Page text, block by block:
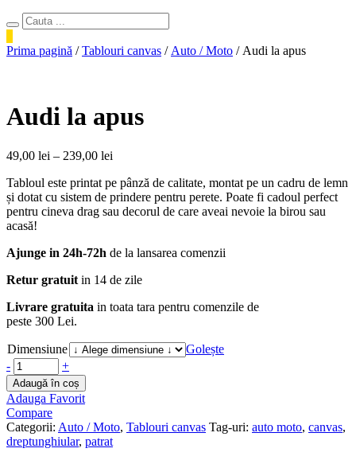
Prima pagină /Tablouri canvas / Auto / Moto / Audi la apus
Audi la apus
49,00 lei – 239,00 lei
Tabloul este printat pe pânză de calitate, montat pe un cadru de lemn
și dotat cu sistem de prindere pentru perete. Poate fi cadoul perfect
pentru cineva drag sau decorul de care aveai nevoie la birou sau
acasă!
Ajunge in 24h-72h de la lansarea comenzii
Retur gratuit in 14 de zile
Livrare gratuita in toata tara pentru comenzile de
peste 300 Lei.
Dimensiune
Golește
-
+
Adaugă în coș
Adauga Favorit
Compare
Categorii: Auto / Moto, Tablouri canvas Tag-uri: auto moto, canvas,
dreptunghiular, patrat